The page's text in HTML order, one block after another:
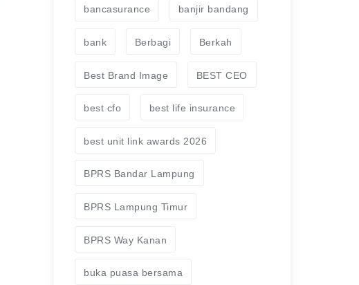
bancasurance banjir bandang
bank Berbagi Berkah
Best Brand Image BEST CEO
best cfo best life insurance
best unit link awards 2026
BPRS Bandar Lampung
BPRS Lampung Timur
BPRS Way Kanan
buka puasa bersama